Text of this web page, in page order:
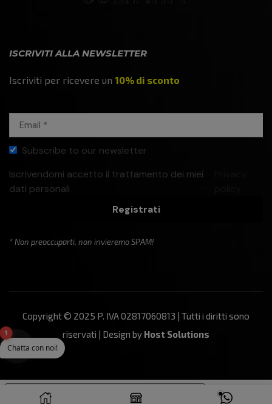
Chatta con noi!
1
ISCRIVITI ALLA NEWSLETTER
Iscriviti per ricevere un 10% di sconto
Subscribe to our newsletter
Iscrivendomi accetto il trattamento dei miei
dati personali
Registrati
* Non preoccuparti, non invieremo SPAM!
Copyright © 2025 P. IVA 02817060813 | Tutti i diritti sono
riservati | Design by Host Solutions
Le tue preferenze relative alla privacy